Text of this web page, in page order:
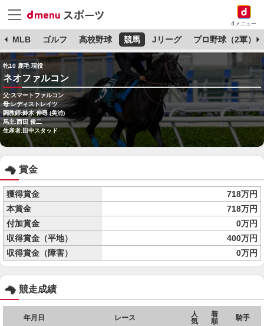
dメニュー
MLB ゴルフ 高校野球 競馬 Jリーグ プロ野球（2軍）
牝10 鹿毛 現役
ネオファルコン
父:スマートファルコン
母:レディストレイツ
調教師:鈴木 伸尋 (美浦)
馬主:西田 俊二
生産者:田中スタッド
賞金
獲得賞金
718万円
本賞金
718万円
付加賞金
0万円
収得賞金（平地）
400万円
収得賞金（障害）
0万円
競走成績
年月日 レース
人
気
着
順
騎手